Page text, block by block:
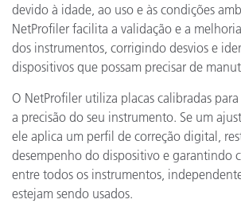
devido à idade, ao uso e às condições
NetProfiler facilita a validação e a
dos instrumentos, corrigindo desvios e
dispositivos que possam precisar de
O NetProfiler utiliza placas calibradas
a precisão do seu instrumento. Se um
ele aplica um perfil de correção digital,
desempenho do dispositivo e garantindo
entre todos os instrumentos,
estejam sendo usados.